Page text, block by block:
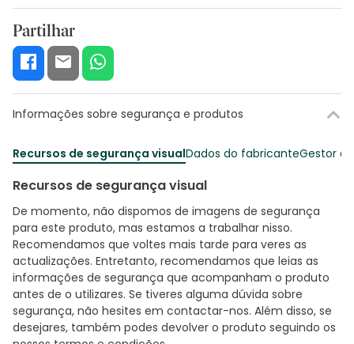
Partilhar
Informações sobre segurança e produtos
Recursos de segurança visualDados do fabricanteGestor
Recursos de segurança visual
De momento, não dispomos de imagens de segurança
para este produto, mas estamos a trabalhar nisso.
Recomendamos que voltes mais tarde para veres as
actualizações. Entretanto, recomendamos que leias as
informações de segurança que acompanham o produto
antes de o utilizares. Se tiveres alguma dúvida sobre
segurança, não hesites em contactar-nos. Além disso, se
desejares, também podes devolver o produto seguindo os